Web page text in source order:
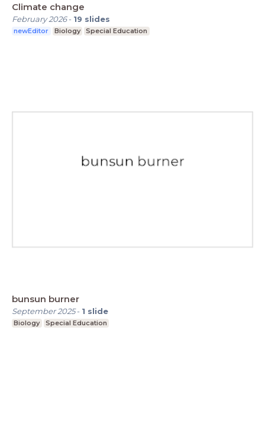
Climate change
February 2026- 19 slides
newEditor Biology Special Education
bunsun burner
September 2025- 1 slide
Biology Special Education